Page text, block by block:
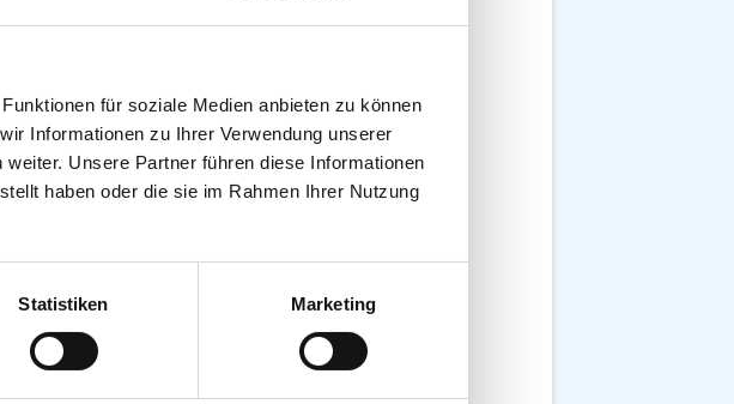
für soziale Medien anbieten zu können
Informationen zu Ihrer Verwendung unserer
Unsere Partner führen diese Informationen
haben oder die sie im Rahmen Ihrer Nutzung
Statistiken Marketing
April 2021
März 2021
Februar 2021
Januar 2021
September 2020